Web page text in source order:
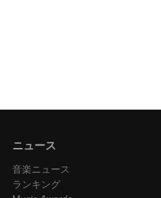
ニュース
音楽ニュース
ランキング